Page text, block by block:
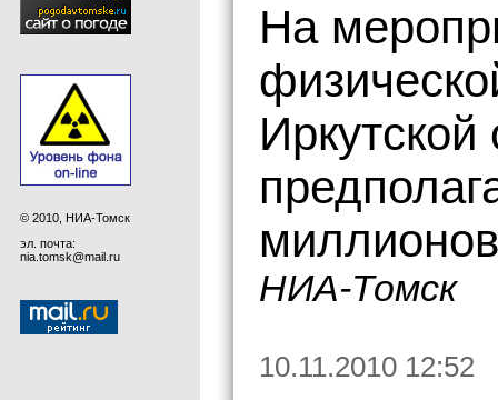
© 2010, НИА-Томск
эл. почта:
nia.tomsk@mail.ru
На
Иркутской
НИА-Томск
10.11.2010 12:52